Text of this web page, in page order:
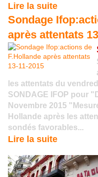
Lire la suite
Sondage
après attentats
les attentats du
SONDAGE IFOP pour
Novembre 2015
Hollande après les
sondés favorables...
Lire la suite